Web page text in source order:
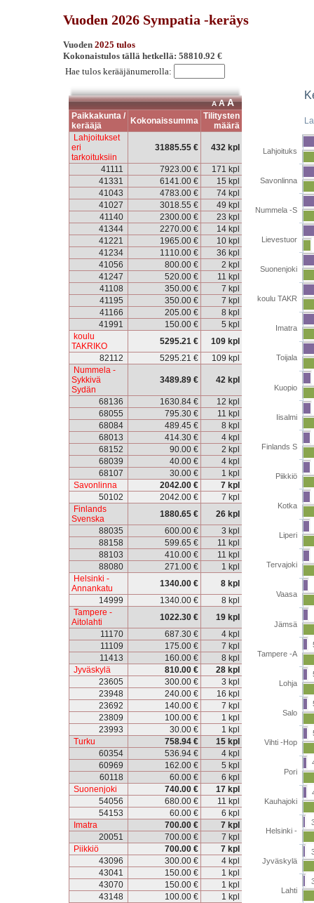
Vuoden 2026 Sympatia -keräys
Vuoden 2025 tulos
Kokonaistulos tällä hetkellä: 58810.92 €
Hae tulos kerääjänumerolla:
A A A
Paikkakunta /
kerääjä
Kokonaissumma Tilitysten
määrä
Lahjoitukset
eri
tarkoituksiin
31885.55 € 432 kpl
41111 7923.00 €
171 kpl
41331
6141.00 €
15 kpl
41043
4783.00 €
74 kpl
41027
3018.55 €
49 kpl
41140
2300.00 €
23 kpl
41344
2270.00 €
14 kpl
41221
1965.00 €
10 kpl
41234
1110.00 €
36 kpl
41056
800.00 €
2 kpl
41247
520.00 €
11 kpl
41108
350.00 €
7 kpl
41195
350.00 €
7 kpl
41166
205.00 €
8 kpl
41991
150.00 €
5 kpl
koulu
TAKRIKO
5295.21 €
109 kpl
82112
5295.21 €
109 kpl
Nummela -
Sykkivä
Sydän
3489.89 € 42 kpl
68136 1630.84 €
12 kpl
68055
795.30 €
11 kpl
68084
489.45 €
8 kpl
68013
414.30 €
4 kpl
68152
90.00 €
2 kpl
68039
40.00 €
4 kpl
68107
30.00 €
1 kpl
Savonlinna
2042.00 €
7 kpl
50102
2042.00 €
7 kpl
Finlands
Svenska
1880.65 €
26 kpl
88035
600.00 €
3 kpl
88158
599.65 €
11 kpl
88103
410.00 €
11 kpl
88080
271.00 €
1 kpl
Helsinki -
Annankatu
1340.00 €
8 kpl
14999
1340.00 €
8 kpl
Tampere -
Aitolahti
1022.30 €
19 kpl
11170
687.30 €
4 kpl
11109
175.00 €
7 kpl
11413
160.00 €
8 kpl
Jyväskylä
810.00 €
28 kpl
23605
300.00 €
3 kpl
23948
240.00 €
16 kpl
23692
140.00 €
7 kpl
23809
100.00 €
1 kpl
23993
30.00 €
1 kpl
Turku
758.94 €
15 kpl
60354
536.94 €
4 kpl
60969
162.00 €
5 kpl
60118
60.00 €
6 kpl
Suonenjoki
740.00 €
17 kpl
54056
680.00 €
11 kpl
54153
60.00 €
6 kpl
Imatra
700.00 €
7 kpl
20051
700.00 €
7 kpl
Piikkiö
700.00 €
7 kpl
43096
300.00 €
4 kpl
43041
150.00 €
1 kpl
43070
150.00 €
1 kpl
43148
100.00 €
1 kpl
Lahjoituks
Savonlinna
Nummela -S
Lievestuor
Suonenjoki
koulu TAKR
Imatra
Toijala
Kuopio
Iisalmi
Finlands S
Piikkiö
Kotka
Liperi
Tervajoki
Vaasa
Jämsä
Tampere -A
Lohja
Salo
Vihti -Hop
Pori
Kauhajoki
Helsinki -
Jyväskylä
Lahti